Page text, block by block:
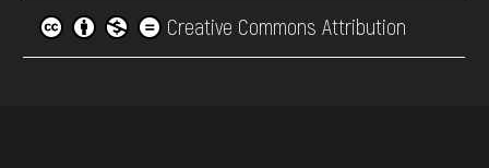
Creative Commons Attribution